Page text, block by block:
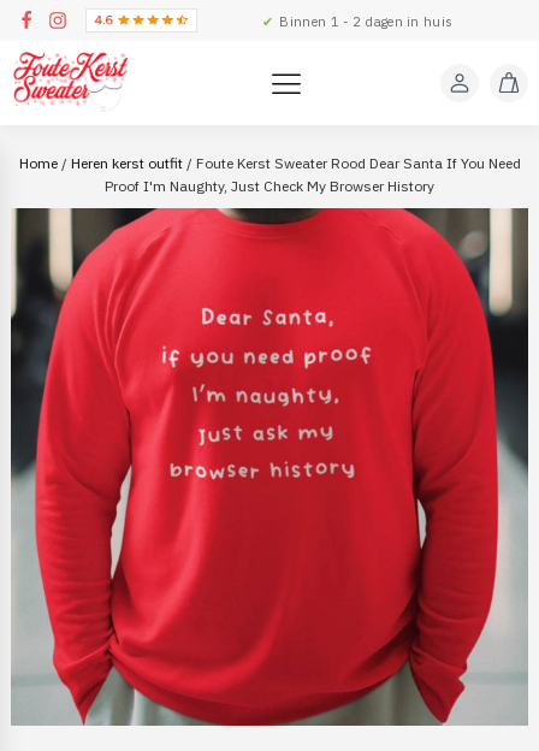
✔ Binnen 1 - 2 dagen in huis
Home/ Heren kerst outfit/ Foute Kerst Sweater Rood Dear Santa If You Need
Proof I'm Naughty, Just Check My Browser History